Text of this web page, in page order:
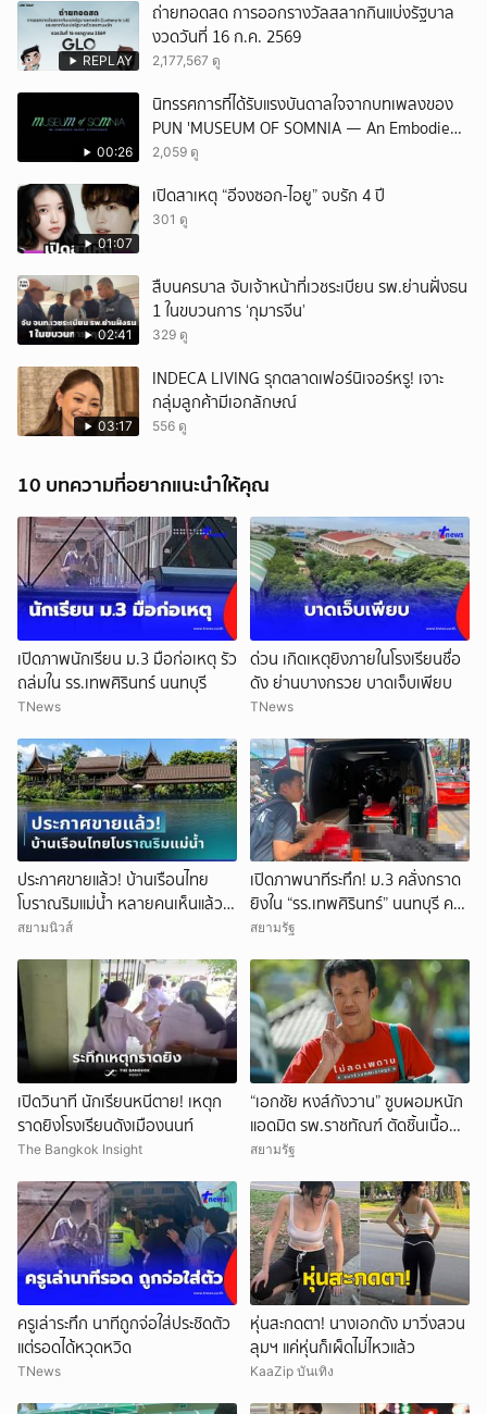
REPLAY
ถ่ายทอดสด การออกรางวัลสลากกินแบ่งรัฐบาล
งวดวันที่ 16 ก.ค. 2569
2,177,567 ดู
00:26
นิทรรศการที่ได้รับแรงบันดาลใจจากบทเพลงของ
PUN 'MUSEUM OF SOMNIA — An Embodied
Music Experience'
2,059 ดู
01:07
เปิดสาเหตุ “อีจงซอก-ไอยู” จบรัก 4 ปี
301 ดู
02:41
สืบนครบาล จับเจ้าหน้าที่เวชระเบียน รพ.ย่านฝั่งธน
1 ในขบวนการ ‘กุมารจีน’
329 ดู
03:17
INDECA LIVING รุกตลาดเฟอร์นิเจอร์หรู! เจาะ
กลุ่มลูกค้ามีเอกลักษณ์
556 ดู
10 บทความที่อยากแนะนำให้คุณ
เปิดภาพนักเรียน ม.3 มือก่อเหตุ รัว
ถล่มใน รร.เทพศิรินทร์ นนทบุรี
TNews
ด่วน เกิดเหตุยิงภายในโรงเรียนชื่อ
ดัง ย่านบางกรวย บาดเจ็บเพียบ
TNews
ประกาศขายแล้ว! บ้านเรือนไทย
โบราณริมแม่น้ำ หลายคนเห็นแล้ว
จำได้ เคยเป็นฉากหนังดัง
สยามนิวส์
เปิดภาพนาทีระทึก! ม.3 คลั่งกราด
ยิงใน “รร.เทพศิรินทร์” นนทบุรี ครู
ดับ 2 บาดเจ็บกว่า 20 ราย ก่อนยิง
สยามรัฐ
เปิดวินาที นักเรียนหนีตาย! เหตุก
ราดยิงโรงเรียนดังเมืองนนท์
The Bangkok Insight
“เอกชัย หงส์กังวาน” ซูบผอมหนัก
แอดมิต รพ.ราชทัณฑ์ ตัดชิ้นเนื้อ
หัว-กระเพาะ รอฟังผลตรวจ
สยามรัฐ
ครูเล่าระทึก นาทีถูกจ่อใส่ประชิดตัว
แต่รอดได้หวุดหวิด
TNews
หุ่นสะกดตา! นางเอกดัง มาวิ่งสวน
ลุมฯ แค่หุ่นก็เผ็ดไม่ไหวแล้ว
KaaZip บันเทิง